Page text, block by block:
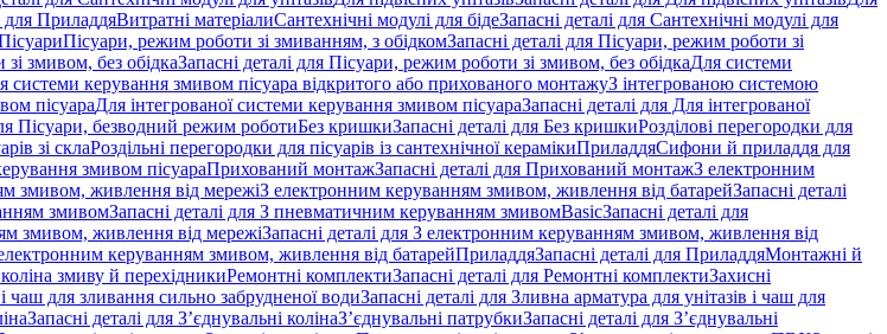
для ПриладдяВитратні матеріалиСантехнічні модулі для бідеЗапасні деталі для Сантехнічні модулі для
Пісуари, режим роботи зі змиванням, з обідкомЗапасні деталі для Пісуари, режим роботи зі
змивом, без обідкаЗапасні деталі для Пісуари, режим роботи зі змивом, без обідкаДля системи
системи керування змивом пісуара відкритого або прихованого монтажуЗ інтегрованою системою
пісуараДля інтегрованої системи керування змивом пісуараЗапасні деталі для Для інтегрованої
Пісуари, безводний режим роботиБез кришкиЗапасні деталі для Без кришкиРозділові перегородки для
зі склаРоздільні перегородки для пісуарів із сантехнічної керамікиПриладдяСифони й приладдя для
змивом пісуараПрихований монтажЗапасні деталі для Прихований монтажЗ електронним
змивом, живлення від мережіЗ електронним керуванням змивом, живлення від батарейЗапасні деталі
змивомЗапасні деталі для З пневматичним керуванням змивомBasicЗапасні деталі для
змивом, живлення від мережіЗапасні деталі для З електронним керуванням змивом, живлення від
електронним керуванням змивом, живлення від батарейПриладдяЗапасні деталі для ПриладдяМонтажні й
змиву й перехідникиРемонтні комплектиЗапасні деталі для Ремонтні комплектиЗахисні
чаш для зливання сильно забрудненої водиЗапасні деталі для Зливна арматура для унітазів і чаш для
Запасні деталі для З’єднувальні колінаЗ’єднувальні патрубкиЗапасні деталі для З’єднувальні